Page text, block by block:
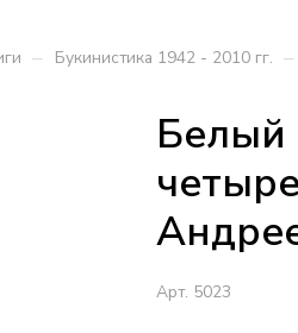
– Букинистика 1942 - 2010 гг. –
Белый
Арт. 5023